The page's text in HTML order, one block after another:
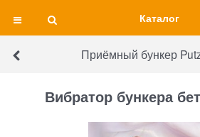
Каталог
Приёмный бункер
Вибратор бункера